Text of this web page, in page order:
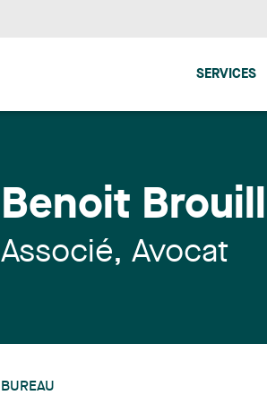
SERVICES
Benoit
Associé, Avocat
BUREAU